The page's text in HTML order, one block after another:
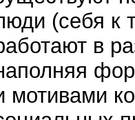
(себя к
в
мотивами